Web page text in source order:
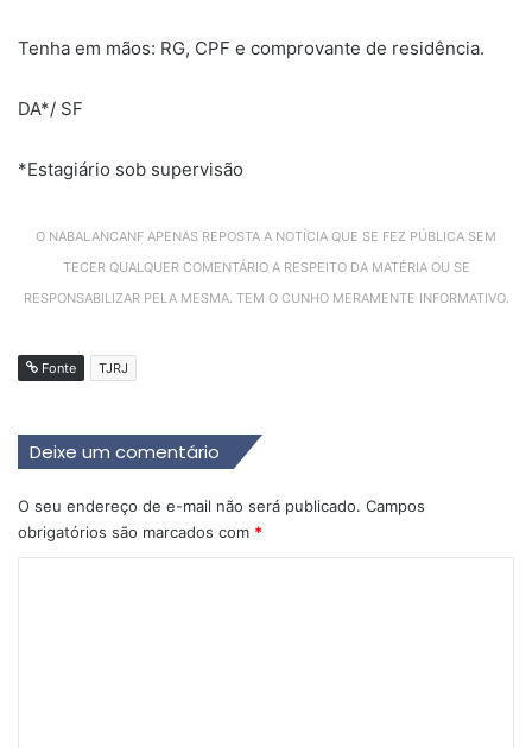
Tenha em mãos: RG, CPF e comprovante de residência.
DA*/ SF
*Estagiário sob supervisão
O NABALANCANF APENAS REPOSTA A NOTÍCIA QUE SE FEZ PÚBLICA SEM
TECER QUALQUER COMENTÁRIO A RESPEITO DA MATÉRIA OU SE
RESPONSABILIZAR PELA MESMA. TEM O CUNHO MERAMENTE INFORMATIVO.
Fonte TJRJ
Deixe um comentário
O seu endereço de e-mail não será publicado. Campos
obrigatórios são marcados com *